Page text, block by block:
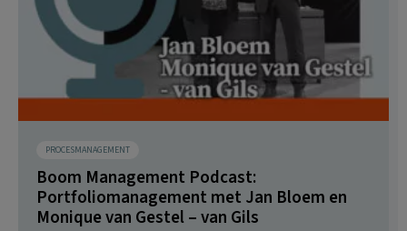
PROCESMANAGEMENT
Boom Management Podcast:
Portfoliomanagement met Jan Bloem en
Monique van Gestel – van Gils